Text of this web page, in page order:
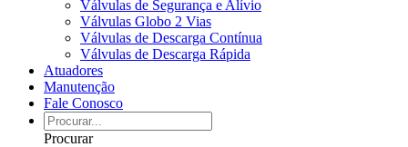
Válvulas de Segurança e Alívio
Válvulas Globo 2 Vias
Válvulas de Descarga Contínua
Válvulas de Descarga Rápida
Atuadores
Manutenção
Fale Conosco
Procurar